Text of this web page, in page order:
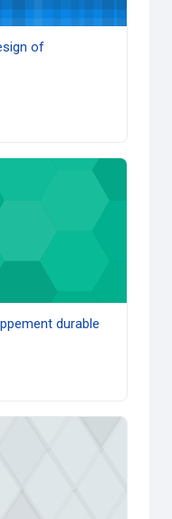
of
durable
durable